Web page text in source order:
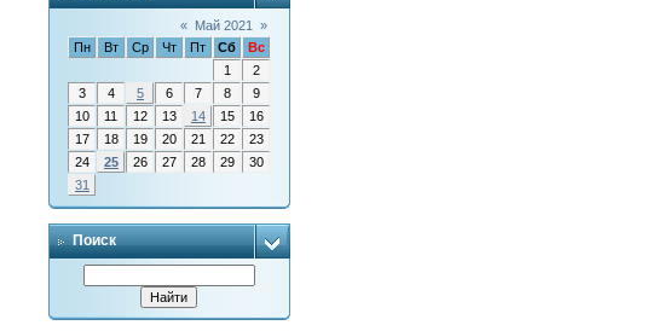
« Май 2021
»
Пн
Вт Ср Чт Пт Сб
Вс
1
2
3
4 5 6 7 8
9
10
11 12 13 14 15
16
17
18 19 20 21 22
23
24
25 26 27 28 29
30
31
Поиск